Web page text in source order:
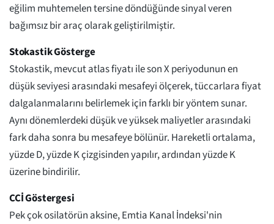
eğilim muhtemelen tersine döndüğünde sinyal veren
bağımsız bir araç olarak geliştirilmiştir.
Stokastik Gösterge
Stokastik, mevcut atlas fiyatı ile son X periyodunun en
düşük seviyesi arasındaki mesafeyi ölçerek, tüccarlara fiyat
dalgalanmalarını belirlemek için farklı bir yöntem sunar.
Aynı dönemlerdeki düşük ve yüksek maliyetler arasındaki
fark daha sonra bu mesafeye bölünür. Hareketli ortalama,
yüzde D, yüzde K çizgisinden yapılır, ardından yüzde K
üzerine bindirilir.
CCİ Göstergesi
Pek çok osilatörün aksine, Emtia Kanal İndeksi'nin